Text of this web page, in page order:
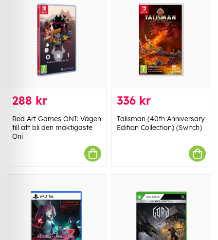
288 kr
Red Art Games ONI: Vägen
till att bli den mäktigaste
Oni
336 kr
Talisman (40th Anniversary
Edition Collection) (Switch)